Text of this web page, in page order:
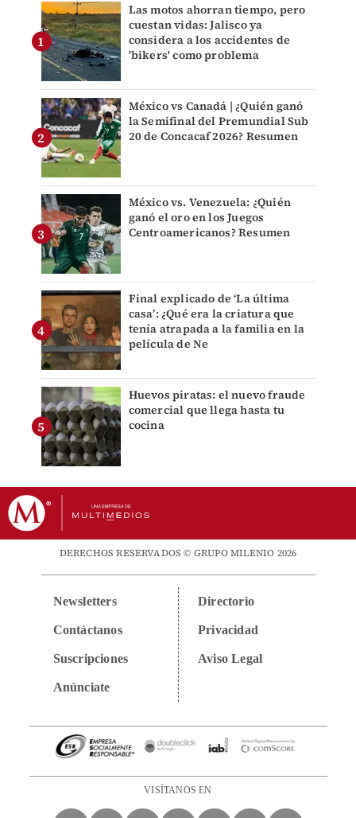
Las motos ahorran tiempo, pero
cuestan vidas: Jalisco ya
considera a los accidentes de
'bikers' como problema
México vs Canadá | ¿Quién ganó
la Semifinal del Premundial Sub
20 de Concacaf 2026? Resumen
México vs. Venezuela: ¿Quién
ganó el oro en los Juegos
Centroamericanos? Resumen
Final explicado de ‘La última
casa’: ¿Qué era la criatura que
tenía atrapada a la familia en la
película de Ne
Huevos piratas: el nuevo fraude
comercial que llega hasta tu
cocina
DERECHOS RESERVADOS © GRUPO MILENIO 2026
Newsletters
Contáctanos
Suscripciones
Anúnciate
Directorio
Privacidad
Aviso Legal
VISÍTANOS EN